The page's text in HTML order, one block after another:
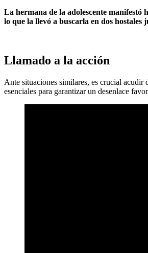
La hermana de la adolescente manifestó
lo que la llevó a buscarla en dos hostales
Llamado a la acción
Ante situaciones similares, es crucial acudir
esenciales para garantizar un desenlace